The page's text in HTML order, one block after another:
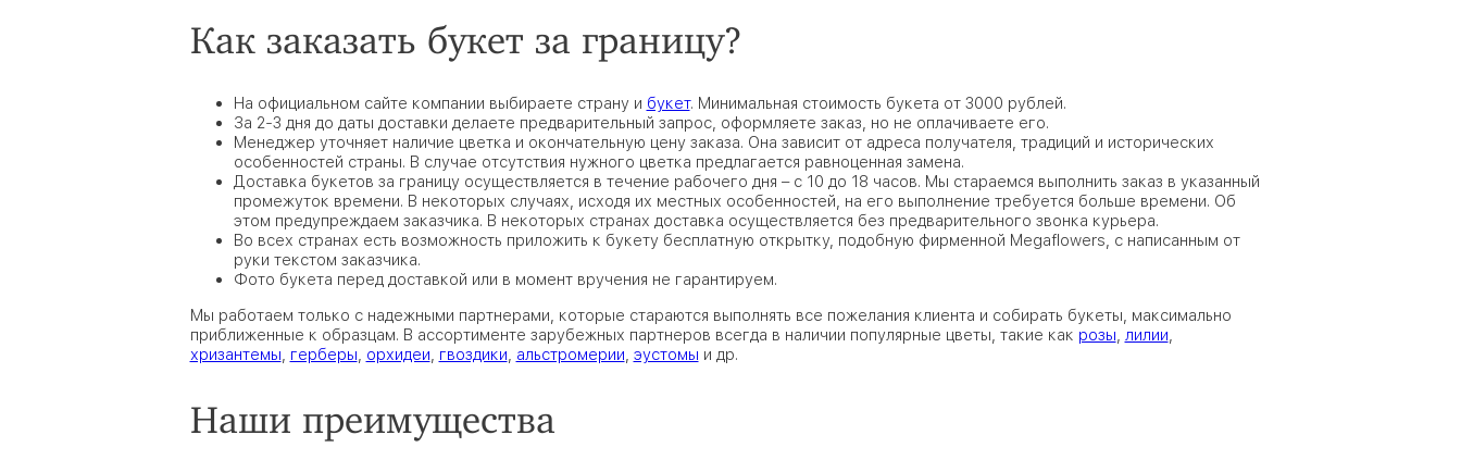
Как заказать букет за границу?
На официальном сайте компании выбираете страну и букет. Минимальная стоимость букета от 3000 рублей.
За 2-3 дня до даты доставки делаете предварительный запрос, оформляете заказ, но не оплачиваете его.
Менеджер уточняет наличие цветка и окончательную цену заказа. Она зависит от адреса получателя, традиций и исторических
особенностей страны. В случае отсутствия нужного цветка предлагается равноценная замена.
Доставка букетов за границу осуществляется в течение рабочего дня – с 10 до 18 часов. Мы стараемся выполнить заказ в указанный
промежуток времени. В некоторых случаях, исходя их местных особенностей, на его выполнение требуется больше времени. Об
этом предупреждаем заказчика. В некоторых странах доставка осуществляется без предварительного звонка курьера.
Во всех странах есть возможность приложить к букету бесплатную открытку, подобную фирменной Megaflowers, с написанным от
руки текстом заказчика.
Фото букета перед доставкой или в момент вручения не гарантируем.
Мы работаем только с надежными партнерами, которые стараются выполнять все пожелания клиента и собирать букеты, максимально
приближенные к образцам. В ассортименте зарубежных партнеров всегда в наличии популярные цветы, такие как розы, лилии,
хризантемы, герберы, орхидеи, гвоздики, альстромерии, эустомы и др.
Наши преимущества